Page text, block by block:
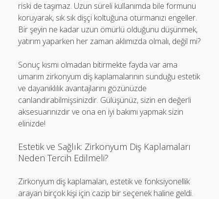
riski de taşımaz. Uzun süreli kullanımda bile formunu
koruyarak, sık sık dişçi koltuğuna oturmanızı engeller.
Bir şeyin ne kadar uzun ömürlü olduğunu düşünmek,
yatırım yaparken her zaman aklımızda olmalı, değil mi?
Sonuç kısmı olmadan bitirmekte fayda var ama
umarım zirkonyum diş kaplamalarının sunduğu estetik
ve dayanıklılık avantajlarını gözünüzde
canlandırabilmişsinizdir. Gülüşünüz, sizin en değerli
aksesuarınızdır ve ona en iyi bakımı yapmak sizin
elinizde!
Estetik ve Sağlık: Zirkonyum Diş Kaplamaları
Neden Tercih Edilmeli?
Zirkonyum diş kaplamaları, estetik ve fonksiyonellik
arayan birçok kişi için cazip bir seçenek haline geldi.